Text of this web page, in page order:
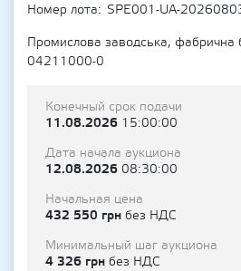
Номер лота
SPE001-UA-
Промислова заводська, фабрична
04211000-0
Конечный срок подачи
11.08.2026 15:00:00
Дата начала аукциона
12.08.2026 08:30:00
Начальная цена
432 550 грн без НДС
Минимальный шаг аукциона
4 326 грн без НДС